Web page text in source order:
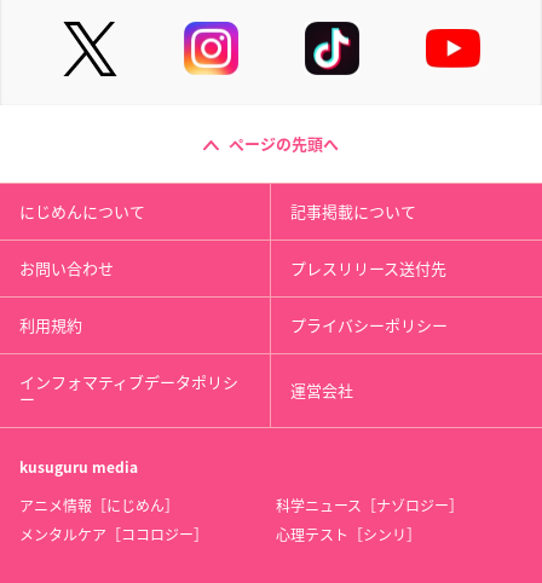
ページの先頭へ
にじめんについて 記事掲載について
お問い合わせ プレスリリース送付先
利用規約 プライバシーポリシー
インフォマティブデータポリシ
ー 運営会社
kusuguru media
アニメ情報［にじめん］
科学ニュース［ナゾロジー］
メンタルケア［ココロジー］
心理テスト［シンリ］